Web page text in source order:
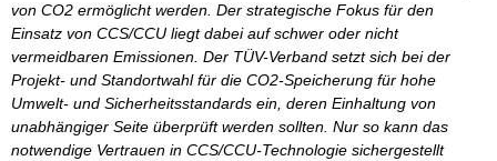
von CO2 ermöglicht werden. Der strategische Fokus für den
Einsatz von CCS/CCU liegt dabei auf schwer oder nicht
vermeidbaren Emissionen. Der TÜV-Verband setzt sich bei der
Projekt- und Standortwahl für die CO2-Speicherung für hohe
Umwelt- und Sicherheitsstandards ein, deren Einhaltung von
unabhängiger Seite überprüft werden sollten. Nur so kann das
notwendige Vertrauen in CCS/CCU-Technologie sichergestellt